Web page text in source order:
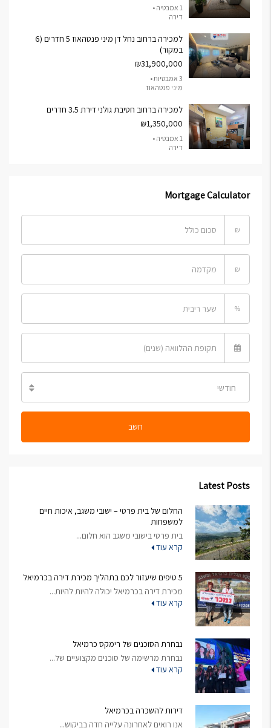
1 אמבטיה •
דירה
למכירה ברחוב נחל דן מיני פנטהאוז 5 חדרים (6
במקור)
₪31,900,000
3 אמבטיות •
מיני פנטהאוז
למכירה ברחוב חטיבת גולני דירת 3.5 חדרים
₪1,350,000
1 אמבטיה •
דירה
Mortgage Calculator
₪
₪
%
חודשי
חשב
Latest Posts
החלום של בית פרטי – ישובי משגב, איכות חיים
למשפחות
בית פרטי בישובי משגב הוא חלום...
קרא עוד
5 טיפים שיעזור לכם בתהליך מכירת דירה בכרמיאל
מכירת דירה בכרמיאל יכולה להיות להיות...
קרא עוד
נבחרת הסוכנים של רימקס כרמיאל
נבחרת מרשימה של סוכנים מקצועיים של...
קרא עוד
דירות להשכרה בכרמיאל
אנו רואים לאחרונה עלייה חדה בביקוש...